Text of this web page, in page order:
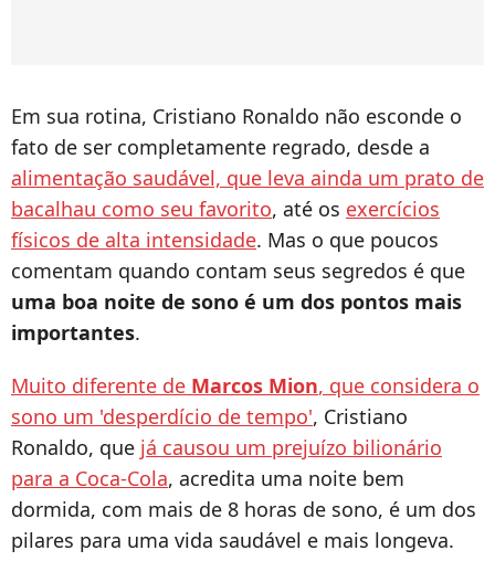
Em sua rotina, Cristiano Ronaldo não esconde o
fato de ser completamente regrado, desde a
alimentação saudável, que leva ainda um prato de
bacalhau como seu favorito, até os exercícios
físicos de alta intensidade. Mas o que poucos
comentam quando contam seus segredos é que
uma boa noite de sono é um dos pontos mais
importantes.
Muito diferente de Marcos Mion, que considera o
sono um 'desperdício de tempo', Cristiano
Ronaldo, que já causou um prejuízo bilionário
para a Coca-Cola, acredita uma noite bem
dormida, com mais de 8 horas de sono, é um dos
pilares para uma vida saudável e mais longeva.